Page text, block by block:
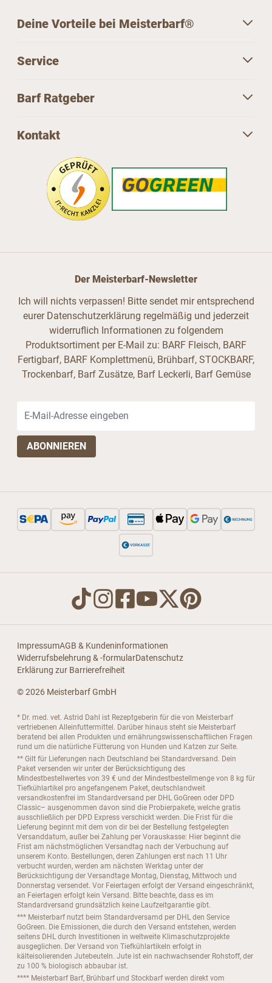
Deine Vorteile bei Meisterbarf®
Service
Barf Ratgeber
Kontakt
Der Meisterbarf-Newsletter
Ich will nichts verpassen! Bitte sendet mir entsprechend
eurer Datenschutzerklärung regelmäßig und jederzeit
widerruflich Informationen zu folgendem
Produktsortiment per E-Mail zu: BARF Fleisch, BARF
Fertigbarf, BARF Komplettmenü, Brühbarf, STOCKBARF,
Trockenbarf, Barf Zusätze, Barf Leckerli, Barf Gemüse
ImpressumAGB & Kundeninformationen
Widerrufsbelehrung & -formularDatenschutz
Erklärung zur Barrierefreiheit
© 2026 Meisterbarf GmbH
* Dr. med. vet. Astrid Dahl ist Rezeptgeberin für die von Meisterbarf
vertriebenen Alleinfuttermittel. Darüber hinaus steht sie Meisterbarf
beratend bei allen Produkten und ernährungswissenschaftlichen Fragen
rund um die natürliche Fütterung von Hunden und Katzen zur Seite.
** Gilt für Lieferungen nach Deutschland bei Standardversand. Dein
Paket versenden wir unter der Berücksichtigung des
Mindestbestellwertes von 39 € und der Mindestbestellmenge von 8 kg für
Tiefkühlartikel pro angefangenem Paket, deutschlandweit
versandkostenfrei im Standardversand per DHL GoGreen oder DPD
Classic– ausgenommen davon sind die Probierpakete, welche gratis
ausschließlich per DPD Express verschickt werden. Die Frist für die
Lieferung beginnt mit dem von dir bei der Bestellung festgelegten
Versanddatum, außer bei Zahlung per Vorauskasse: Hier beginnt die
Frist am nächstmöglichen Versandtag nach der Verbuchung auf
unserem Konto. Bestellungen, deren Zahlungen erst nach 11 Uhr
verbucht wurden, werden am nächsten Werktag unter der
Berücksichtigung der Versandtage Montag, Dienstag, Mittwoch und
Donnerstag versendet. Vor Feiertagen erfolgt der Versand eingeschränkt,
an Feiertagen erfolgt kein Versand. Bitte beachte, dass es im
Standardversand grundsätzlich keine Laufzeitgarantie gibt.
*** Meisterbarf nutzt beim Standardversamd per DHL den Service
GoGreen. Die Emissionen, die durch den Versand entstehen, werden
seitens DHL durch Investitionen in weltweite Klimaschutzprojekte
ausgeglichen. Der Versand von Tiefkühlartikeln erfolgt in
kälteisolierenden Jutebeuteln. Jute ist ein nachwachsender Rohstoff, der
zu 100 % biologisch abbaubar ist.
**** Meisterbarf Barf, Brühbarf und Stockbarf werden direkt vom